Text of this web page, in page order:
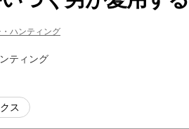
ハンティング
ティング
ス